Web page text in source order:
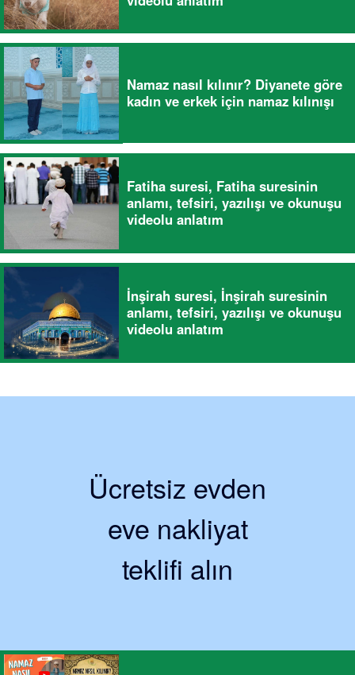
Namaz nasıl kılınır? Diyanete göre
kadın ve erkek için namaz kılınışı
Fatiha suresi, Fatiha suresinin
anlamı, tefsiri, yazılışı ve okunuşu
videolu anlatım
İnşirah suresi, İnşirah suresinin
anlamı, tefsiri, yazılışı ve okunuşu
videolu anlatım
Ücretsiz evden
eve nakliyat
teklifi alın